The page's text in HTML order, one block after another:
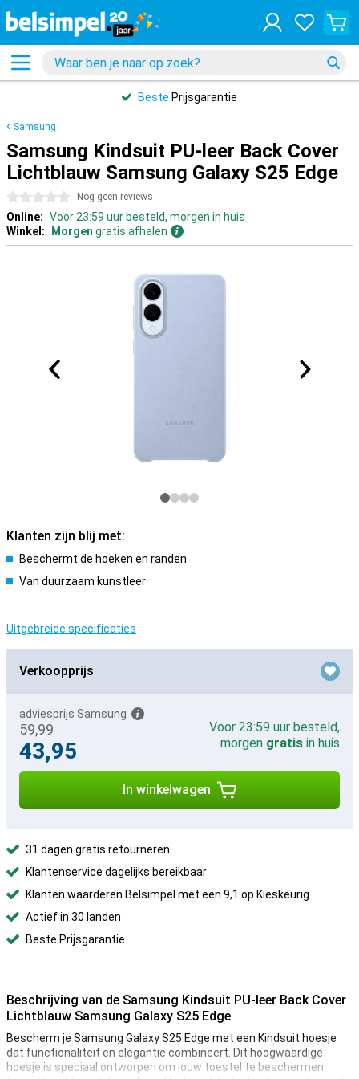
Beste Prijsgarantie
Samsung
Samsung Kindsuit PU-leer Back Cover
Lichtblauw Samsung Galaxy S25 Edge
0 sterren Nog geen reviews
Online: Voor 23:59 uur besteld, morgen in huis
Winkel:
Morgen gratis afhalen
Klanten zijn blij met:
Beschermt de hoeken en randen
Van duurzaam kunstleer
Uitgebreide specificaties
Verkoopprijs
59,99
adviesprijs Samsung
43,95
Voor 23:59 uur besteld,
morgen gratis in huis
In winkelwagen
31 dagen gratis retourneren
Klantenservice dagelijks bereikbaar
Klanten waarderen Belsimpel met een 9,1 op Kieskeurig
Actief in 30 landen
Beste Prijsgarantie
Beschrijving van de Samsung Kindsuit PU-leer Back Cover
Lichtblauw Samsung Galaxy S25 Edge
Bescherm je Samsung Galaxy S25 Edge met een Kindsuit hoesje
dat functionaliteit en elegantie combineert. Dit hoogwaardige
hoesje is speciaal ontworpen om jouw toestel te beschermen